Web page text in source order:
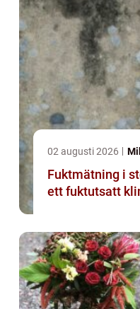
02 augusti 2026
Fuktmätning i stockholm
ett fuktutsatt